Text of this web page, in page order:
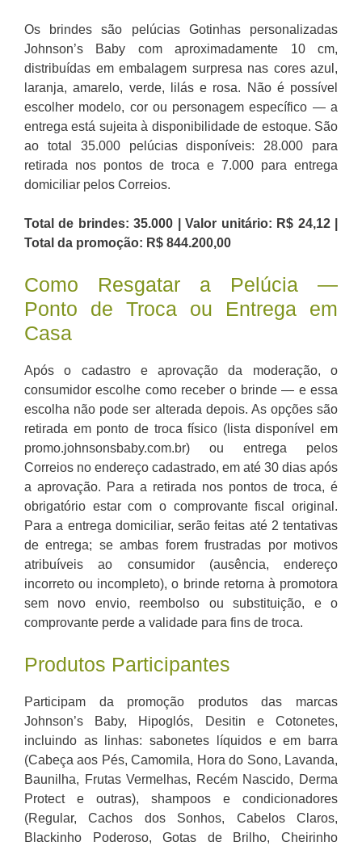
Os brindes são pelúcias Gotinhas personalizadas
Johnson’s Baby com aproximadamente 10 cm,
distribuídas em embalagem surpresa nas cores azul,
laranja, amarelo, verde, lilás e rosa. Não é possível
escolher modelo, cor ou personagem específico — a
entrega está sujeita à disponibilidade de estoque. São
ao total 35.000 pelúcias disponíveis: 28.000 para
retirada nos pontos de troca e 7.000 para entrega
domiciliar pelos Correios.
Total de brindes: 35.000 | Valor unitário: R$ 24,12 |
Total da promoção: R$ 844.200,00
Como Resgatar a Pelúcia —
Ponto de Troca ou Entrega em
Casa
Após o cadastro e aprovação da moderação, o
consumidor escolhe como receber o brinde — e essa
escolha não pode ser alterada depois. As opções são
retirada em ponto de troca físico (lista disponível em
promo.johnsonsbaby.com.br) ou entrega pelos
Correios no endereço cadastrado, em até 30 dias após
a aprovação. Para a retirada nos pontos de troca, é
obrigatório estar com o comprovante fiscal original.
Para a entrega domiciliar, serão feitas até 2 tentativas
de entrega; se ambas forem frustradas por motivos
atribuíveis ao consumidor (ausência, endereço
incorreto ou incompleto), o brinde retorna à promotora
sem novo envio, reembolso ou substituição, e o
comprovante perde a validade para fins de troca.
Produtos Participantes
Participam da promoção produtos das marcas
Johnson’s Baby, Hipoglós, Desitin e Cotonetes,
incluindo as linhas: sabonetes líquidos e em barra
(Cabeça aos Pés, Camomila, Hora do Sono, Lavanda,
Baunilha, Frutas Vermelhas, Recém Nascido, Derma
Protect e outras), shampoos e condicionadores
(Regular, Cachos dos Sonhos, Cabelos Claros,
Blackinho Poderoso, Gotas de Brilho, Cheirinho